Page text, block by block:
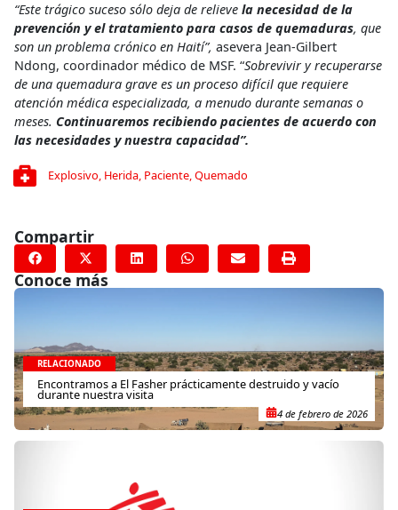
“Este trágico suceso sólo deja de relieve la necesidad de la
prevención y el tratamiento para casos de quemaduras, que
son un problema crónico en Haití”, asevera Jean-Gilbert
Ndong, coordinador médico de MSF. “Sobrevivir y recuperarse
de una quemadura grave es un proceso difícil que requiere
atención médica especializada, a menudo durante semanas o
meses. Continuaremos recibiendo pacientes de acuerdo con
las necesidades y nuestra capacidad”.
Explosivo, Herida, Paciente,Quemado
Compartir
Conoce más
RELACIONADO
Encontramos a El Fasher prácticamente destruido y vacío
durante nuestra visita
4 de febrero de 2026